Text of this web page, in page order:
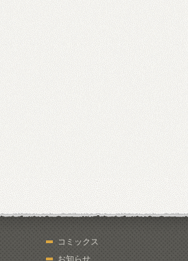
コミックス
お知らせ